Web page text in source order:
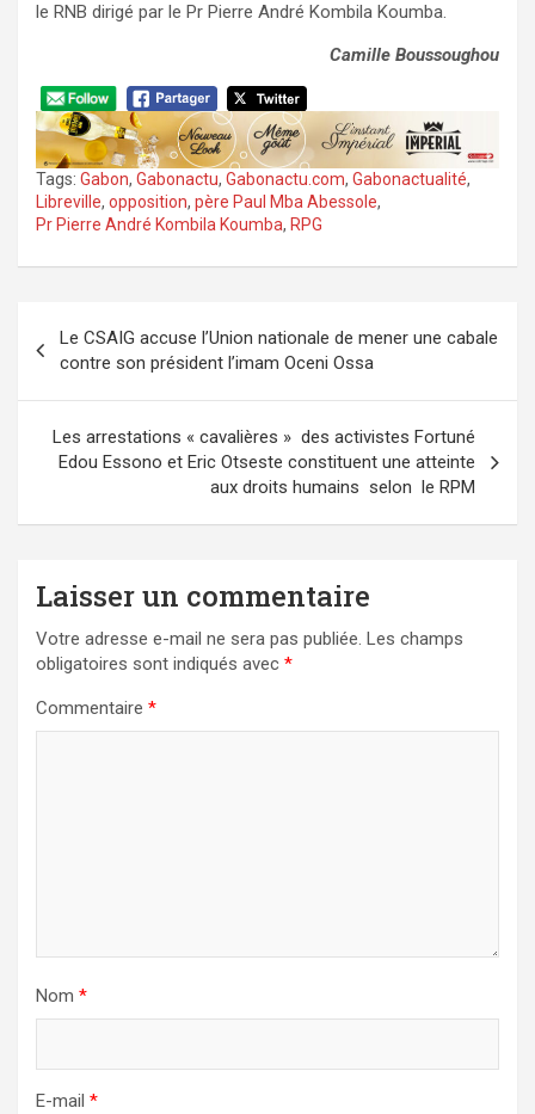
le RNB dirigé par le Pr Pierre André Kombila Koumba.
Camille Boussoughou
Tags: Gabon, Gabonactu, Gabonactu.com, Gabonactualité,
Libreville, opposition, père Paul Mba Abessole,
Pr Pierre André Kombila Koumba, RPG
de
l’article
Le CSAIG accuse l’Union nationale de mener une cabale
contre son président l’imam Oceni Ossa
Les arrestations « cavalières » des activistes Fortuné
Edou Essono et Eric Otseste constituent une atteinte
aux droits humains selon le RPM
Laisser un commentaire
Votre adresse e-mail ne sera pas publiée. Les champs
obligatoires sont indiqués avec *
Commentaire *
Nom *
E-mail *